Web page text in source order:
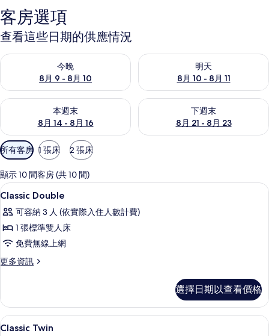
客房選項
查看這些日期的供應情況
今晚
8月 9 - 8月 10
查看今晚 (8月 9 - 8月 10) 的供應情況
明天
8月 10 - 8月 11
查看明天 (8月 10 - 8月 11) 的
本週末
8月 14 - 8月 16
查看本週末 (8月 14 - 8月 16) 的供應情況
下週末
8月 21 - 8月 23
查看下週末 (8月 21 - 8月 23)
可
用
的
客
房
篩
選
條
所有客房 1 張床 2 張床
顯示 10 間客房 (共 10 間)
顯
示
Classic
Double
的
所
片
高級寢具、Select Comfort 床墊、迷
3
Classic Double
可容納 3 人 (依實際入住人數計費)
1 張標準雙人床
免費無線上網
更多資訊
更
的
詳
情
選擇日期以查看價格
顯
高級寢具、Select Comfort 床墊、迷
2
Classic Twin